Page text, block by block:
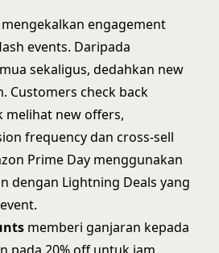
mengekalkan engagement
events. Daripada
sekaligus, dedahkan new
Customers check back
melihat new offers,
frequency dan cross-sell
Prime Day menggunakan
dengan Lightning Deals yang
memberi ganjaran kepada